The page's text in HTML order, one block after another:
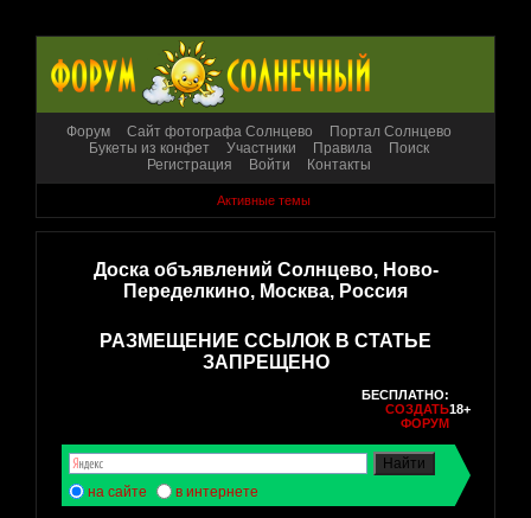
Форум Сайт фотографа Солнцево
Портал Солнцево
Букеты из конфет
Участники Правила
Поиск
Регистрация
Войти Контакты
Активные темы
Доска объявлений Солнцево, Ново-
Переделкино, Москва, Россия
РАЗМЕЩЕНИЕ ССЫЛОК В СТАТЬЕ
ЗАПРЕЩЕНО
БЕСПЛАТНО:
СОЗДАТЬ
ФОРУМ
18+
на сайте в интернете